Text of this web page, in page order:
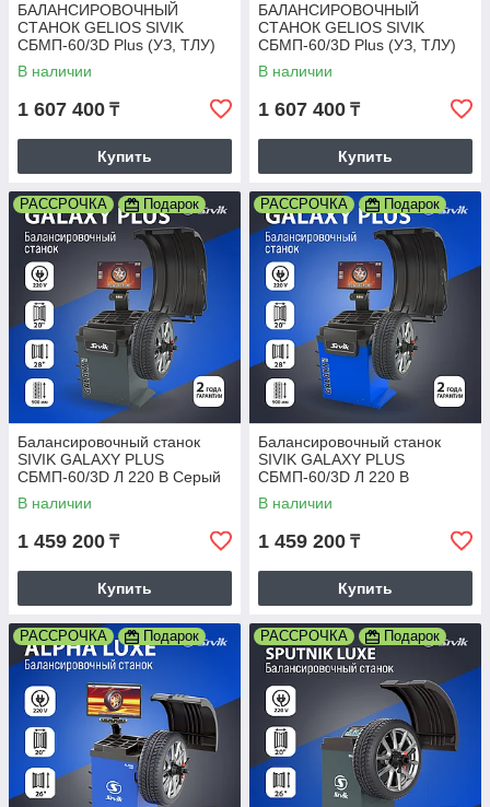
БАЛАНСИРОВОЧНЫЙ
СТАНОК GELIOS SIVIK
СБМП-60/3D Plus (УЗ, ТЛУ)
В наличии
1 607 400 ₸
Купить
БАЛАНСИРОВОЧНЫЙ
СТАНОК GELIOS SIVIK
СБМП-60/3D Plus (УЗ, ТЛУ)
Серый
В наличии
1 607 400 ₸
Купить
РАССРОЧКА Подарок
Балансировочный станок
SIVIK GALAXY PLUS
СБМП-60/3D Л 220 В Серый
В наличии
1 459 200 ₸
Купить
РАССРОЧКА Подарок
Балансировочный станок
SIVIK GALAXY PLUS
СБМП-60/3D Л 220 В
В наличии
1 459 200 ₸
Купить
РАССРОЧКА Подарок РАССРОЧКА Подарок